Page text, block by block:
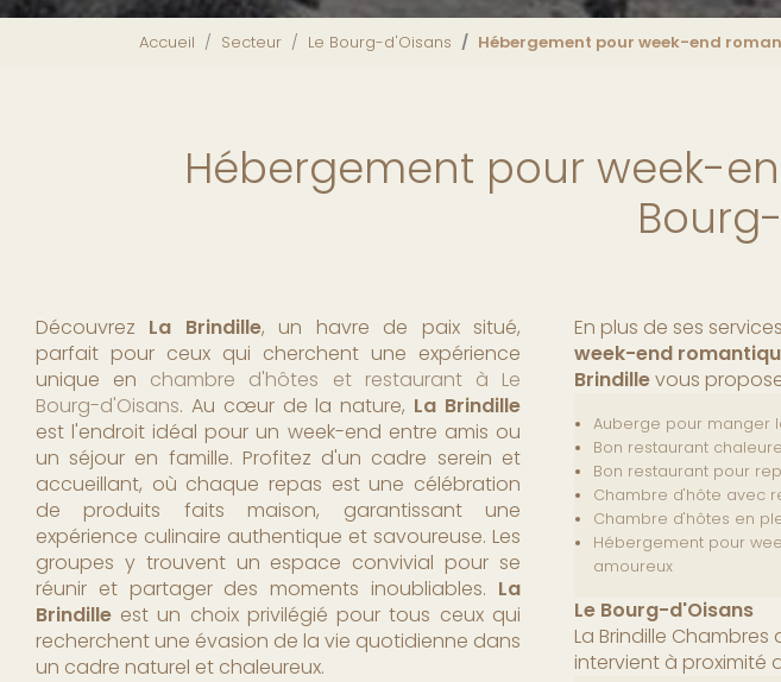
Accueil Secteur Le Bourg-d'Oisans Hébergement pour week-end
Hébergement pour week-
Découvrez La Brindille, un havre de paix situé,
parfait pour ceux qui cherchent une expérience
unique en chambre d'hôtes et restaurant à Le
Bourg-d'Oisans. Au cœur de la nature, La Brindille
est l'endroit idéal pour un week-end entre amis ou
un séjour en famille. Profitez d'un cadre serein et
accueillant, où chaque repas est une célébration
de produits faits maison, garantissant une
expérience culinaire authentique et savoureuse. Les
groupes y trouvent un espace convivial pour se
réunir et partager des moments inoubliables. La
Brindille est un choix privilégié pour tous ceux qui
recherchent une évasion de la vie quotidienne dans
un cadre naturel et chaleureux.
En plus de ses
week-end
Brindillevous
Auberge pour manger
Bon restaurant
Bon restaurant pour
Chambre d'hôte avec
Chambre d'hôtes en
Hébergement pour
amoureux
Le Bourg-d'Oisans
La Brindille
intervient à proximité